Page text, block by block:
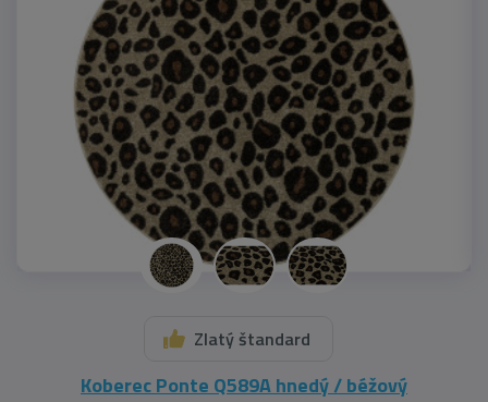
Zlatý štandard
Koberec Ponte Q589A hnedý / béžový